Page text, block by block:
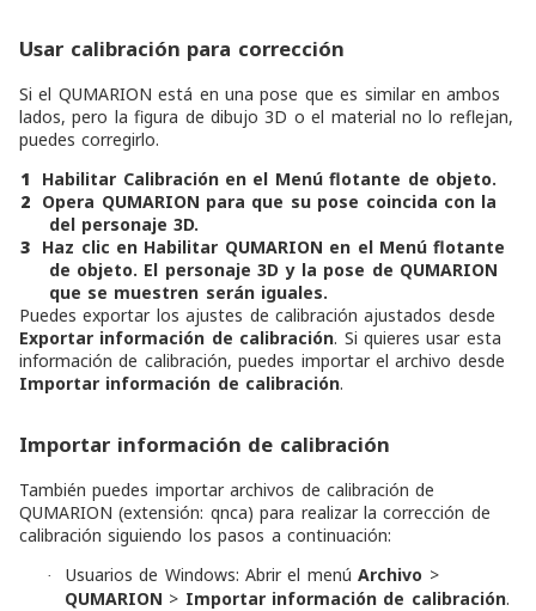
Usar calibración para corrección
Si el QUMARION está en una pose que es similar en ambos
lados, pero la figura de dibujo 3D o el material no lo reflejan,
puedes corregirlo.
1
Habilitar Calibraciónen el Menú flotante de objeto.
2 Opera QUMARION para que su pose coincida con la
del personaje 3D.
3 Haz clic en Habilitar QUMARION en el Menú flotante
de objeto. El personaje 3D y la pose de QUMARION
que se muestren serán iguales.
Puedes exportar los ajustes de calibración ajustados desde
Exportar información de calibración. Si quieres usar esta
información de calibración, puedes importar el archivo desde
Importar información de calibración.
Importar información de calibración
También puedes importar archivos de calibración de
QUMARION (extensión: qnca) para realizar la corrección de
calibración siguiendo los pasos a continuación:
· Usuarios de Windows: Abrir el menúArchivo >
QUMARION > Importar información de calibración.